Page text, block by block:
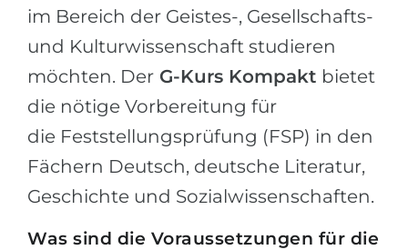
im Bereich der Geistes-, Gesellschafts-
und Kulturwissenschaft studieren
möchten. Der G-Kurs Kompakt bietet
die nötige Vorbereitung für
die Feststellungsprüfung (FSP) in den
Fächern Deutsch, deutsche Literatur,
Geschichte und Sozialwissenschaften.
Was sind die Voraussetzungen für die